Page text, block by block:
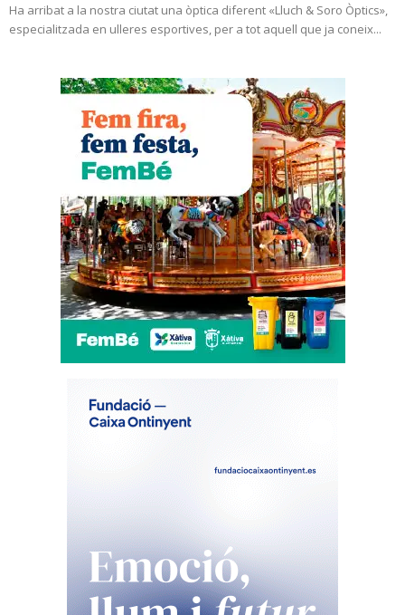
Ha arribat a la nostra ciutat una òptica diferent «Lluch & Soro Òptics»,
especialitzada en ulleres esportives, per a tot aquell que ja coneix...